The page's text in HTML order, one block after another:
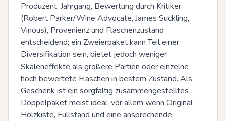
Produzent, Jahrgang, Bewertung durch Kritiker
(Robert Parker/Wine Advocate, James Suckling,
Vinous), Provenienz und Flaschenzustand
entscheidend; ein Zweierpaket kann Teil einer
Diversifikation sein, bietet jedoch weniger
Skaleneffekte als größere Partien oder einzelne
hoch bewertete Flaschen in bestem Zustand. Als
Geschenk ist ein sorgfältig zusammengestelltes
Doppelpaket meist ideal, vor allem wenn Original-
Holzkiste, Füllstand und eine ansprechende